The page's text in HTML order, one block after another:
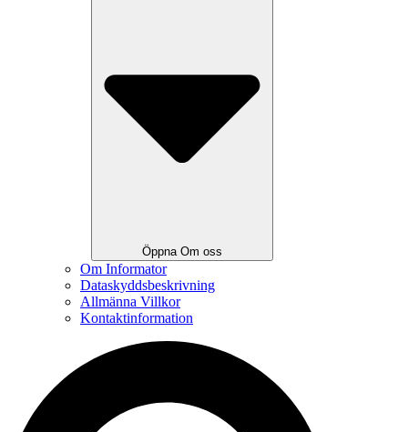
Öppna Om oss
Om Informator
Dataskyddsbeskrivning
Allmänna Villkor
Kontaktinformation